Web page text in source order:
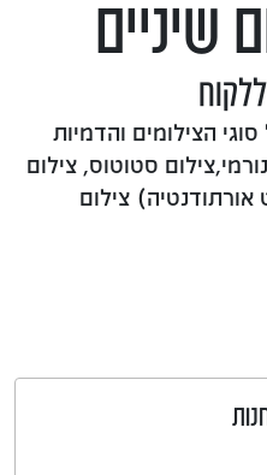
שיניים
הצילומים והדמיות
סטוטוס, צילום
אורתודנטיה) צילום